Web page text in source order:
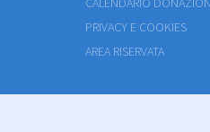
PRIVACY E COOKIES
AREA RISERVATA